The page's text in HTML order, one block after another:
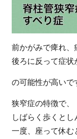
前かがみで痺れ、
後ろに反って症状
の可能性が高いで
狭窄症の特徴で、
しばらく歩くとし
一度、座って休む